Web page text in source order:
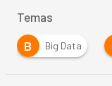
Temas
B
Big Data C